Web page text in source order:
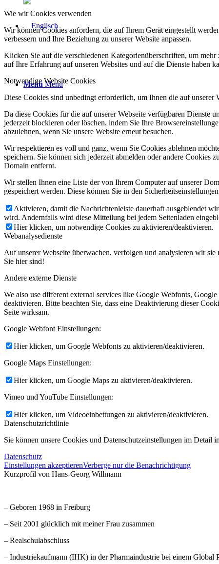
Menü Menü
Wie wir Cookies verwenden
Wir können Cookies anfordern, die auf Ihrem Gerät eingestellt
verbessern und Ihre Beziehung zu unserer Website anpassen.
Klicken Sie auf die verschiedenen Kategorienüberschriften, um
auf Ihre Erfahrung auf unseren Websites und auf die Dienste haben
Notwendige Website Cookies
Diese Cookies sind unbedingt erforderlich, um Ihnen die auf
Da diese Cookies für die auf unserer Webseite verfügbaren Dienste
jederzeit blockieren oder löschen, indem Sie Ihre
abzulehnen, wenn Sie unsere Website erneut besuchen.
Wir respektieren es voll und ganz, wenn Sie Cookies ablehnen
speichern. Sie können sich jederzeit abmelden oder andere Cookies
Domain entfernt.
Wir stellen Ihnen eine Liste der von Ihrem Computer auf unserer
gespeichert werden. Diese können Sie in den
Aktivieren, damit die Nachrichtenleiste dauerhaft ausgeblendet
wird. Andernfalls wird diese Mitteilung bei jedem Seitenladen
Hier klicken, um notwendige Cookies zu aktivieren/deaktivieren.
Webanalysedienste
Auf unserer Webseite überwachen, verfolgen und analysieren wir
Sie hier sind!
Andere externe Dienste
We also use different external services like Google Webfonts,
deaktivieren. Bitte beachten Sie, dass eine Deaktivierung dieser
Seite wirksam.
Google Webfont Einstellungen:
Hier klicken, um Google Webfonts zu aktivieren/deaktivieren.
Google Maps Einstellungen:
Hier klicken, um Google Maps zu aktivieren/deaktivieren.
Vimeo und YouTube Einstellungen:
Hier klicken, um Videoeinbettungen zu aktivieren/deaktivieren.
Datenschutzrichtlinie
Sie können unsere Cookies und Datenschutzeinstellungen im Detail
Datenschutz
Einstellungen akzeptierenVerberge nur die Benachrichtigung
Kurzprofil von Hans-Georg Willmann
– Geboren 1968 in Freiburg
– Seit 2001 glücklich mit meiner Frau zusammen
– Realschulabschluss
– Industriekaufmann (IHK) in der Pharmaindustrie bei einem Global